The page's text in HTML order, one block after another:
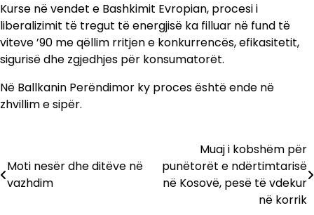
Kurse në vendet e Bashkimit Evropian, procesi i
liberalizimit të tregut të energjisë ka filluar në fund të
viteve ’90 me qëllim rritjen e konkurrencës, efikasitetit,
sigurisë dhe zgjedhjes për konsumatorët.
Në Ballkanin Perëndimor ky proces është ende në
zhvillim e sipër.
te
Moti nesër dhe ditëve në
vazhdim
Muaj i kobshëm për
punëtorët e ndërtimtarisë
në Kosovë, pesë të vdekur
në korrik